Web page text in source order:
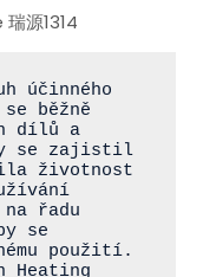
瑞源1314
účinného
běžně
dílů a
se zajistil
životnost
řadu
se
použití.
Heating